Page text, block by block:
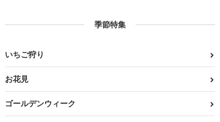
季節特集
いちご狩り
お花見
ゴールデンウィーク